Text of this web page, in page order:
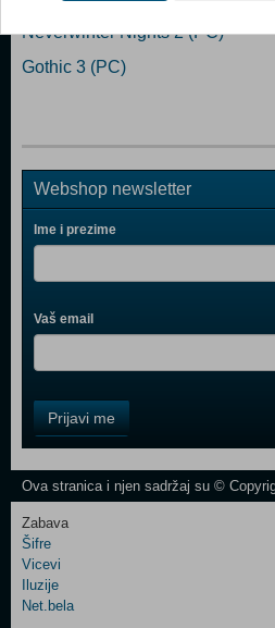
Neverwinter Nights 2 (PC)
Gothic 3 (PC)
Webshop newsletter
Ime i prezime
Vaš email
Field
One
Newsletter
Control
Field
Two
Newsletter
Prijavi me
Ova stranica i njen sadržaj su ©
Zabava
Šifre
Vicevi
Iluzije
Net.bela